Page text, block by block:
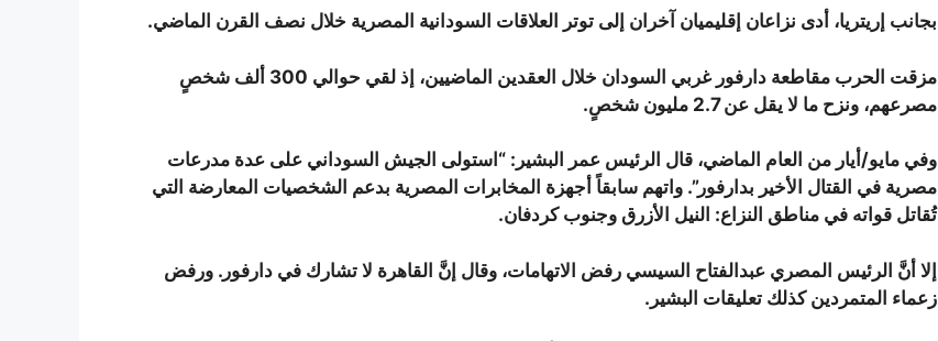
بجانب إريتريا، أدى نزاعان إقليميان آخران إلى توتر العلاقات السودانية المصرية خلال نصف القرن الماضي.
مزقت الحرب مقاطعة دارفور غربي السودان خلال العقدين الماضيين، إذ لقي حوالي 300 ألف شخصٍ
مصرعهم، ونزح ما لا يقل عن 2.7 مليون شخصٍ.
وفي مايو/أيار من العام الماضي، قال الرئيس عمر البشير: “استولى الجيش السوداني على عدة مدرعات
مصرية في القتال الأخير بدارفور”. واتهم سابقاً أجهزة المخابرات المصرية بدعم الشخصيات المعارضة التي
تُقاتل قواته في مناطق النزاع: النيل الأزرق وجنوب كردفان.
إلا أنَّ الرئيس المصري عبدالفتاح السيسي رفض الاتهامات، وقال إنَّ القاهرة لا تشارك في دارفور. ورفض
زعماء المتمردين كذلك تعليقات البشير.